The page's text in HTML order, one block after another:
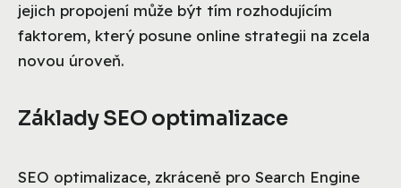
jejich propojení může být tím rozhodujícím
faktorem, který posune online strategii na zcela
novou úroveň.
Základy SEO optimalizace
SEO optimalizace, zkráceně pro Search Engine